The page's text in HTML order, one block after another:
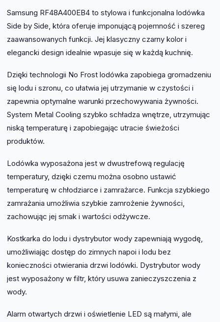
Samsung RF48A400EB4 to stylowa i funkcjonalna lodówka
Side by Side, która oferuje imponującą pojemność i szereg
zaawansowanych funkcji. Jej klasyczny czarny kolor i
elegancki design idealnie wpasuje się w każdą kuchnię.
Dzięki technologii No Frost lodówka zapobiega gromadzeniu
się lodu i szronu, co ułatwia jej utrzymanie w czystości i
zapewnia optymalne warunki przechowywania żywności.
System Metal Cooling szybko schładza wnętrze, utrzymując
niską temperaturę i zapobiegając utracie świeżości
produktów.
Lodówka wyposażona jest w dwustrefową regulację
temperatury, dzięki czemu można osobno ustawić
temperaturę w chłodziarce i zamrażarce. Funkcja szybkiego
zamrażania umożliwia szybkie zamrożenie żywności,
zachowując jej smak i wartości odżywcze.
Kostkarka do lodu i dystrybutor wody zapewniają wygodę,
umożliwiając dostęp do zimnych napoi i lodu bez
konieczności otwierania drzwi lodówki. Dystrybutor wody
jest wyposażony w filtr, który usuwa zanieczyszczenia z
wody.
Alarm otwartych drzwi i oświetlenie LED są małymi, ale